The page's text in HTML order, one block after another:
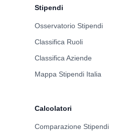
Stipendi
Osservatorio Stipendi
Classifica Ruoli
Classifica Aziende
Mappa Stipendi Italia
Calcolatori
Comparazione Stipendi